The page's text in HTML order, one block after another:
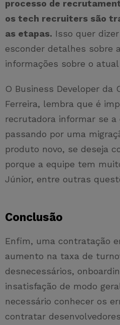
processo de
os tech recruiters são
as etapas. Isso quer
esconder detalhes sobre
informações sobre o
O Business Developer da
Ferreira, lembra que é
recrutadora informar se a
passando por uma
produto novo, se deseja
porque a equipe tem
Júnior, entre outras
Conclusão
Enfim, uma contratação
aumento na taxa de
desnecessários,
insatisfação de modo
necessário conhecer os
contratar